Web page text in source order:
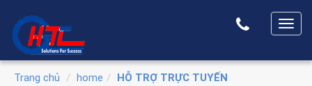
T
g
Trang chủ home HỖ TRỢ TRỰC TUYẾN